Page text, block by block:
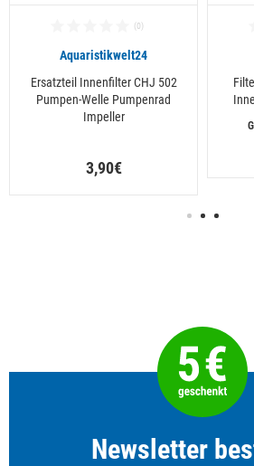
Aquaristikwelt24
Ersatzteil Innenfilter CHJ 502
Pumpen-Welle Pumpenrad
Impeller
3,90€
Newsletter